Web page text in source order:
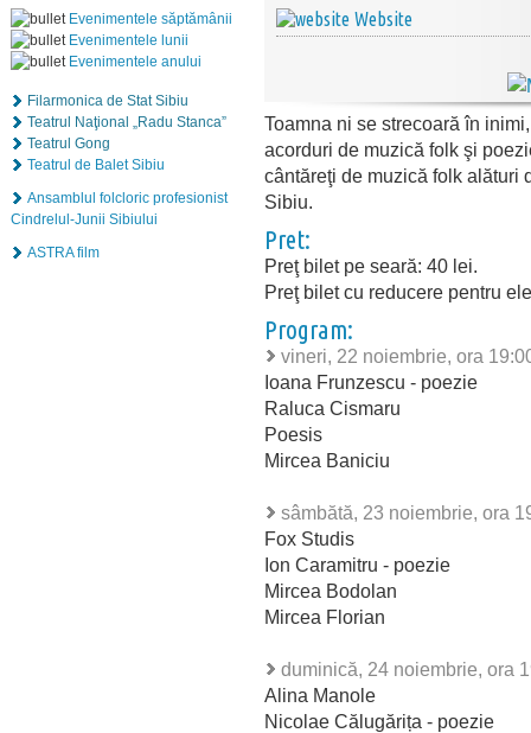
Evenimentele săptămânii
Evenimentele lunii
Evenimentele anului
Filarmonica de Stat Sibiu
Teatrul Naţional „Radu Stanca”
Teatrul Gong
Teatrul de Balet Sibiu
Ansamblul folcloric profesionist
Cindrelul-Junii Sibiului
ASTRA film
Website
Toamna ni se strecoară în
acorduri de muzică folk şi
cântăreţi de muzică folk alături
Sibiu.
Pret:
Preţ bilet pe seară: 40 lei.
Preţ bilet cu reducere pentru
Program:
vineri, 22 noiembrie, ora
Ioana Frunzescu - poezie
Raluca Cismaru
Poesis
Mircea Baniciu
sâmbătă, 23 noiembrie, ora
Fox Studis
Ion Caramitru - poezie
Mircea Bodolan
Mircea Florian
duminică, 24 noiembrie, ora
Alina Manole
Nicolae Călugărița - poezie